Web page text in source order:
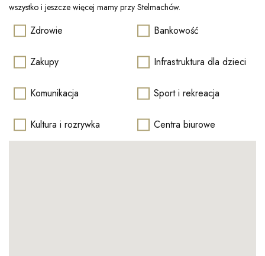
wszystko i jeszcze więcej mamy przy Stelmachów.
Zdrowie Bankowość
Zakupy Infrastruktura dla dzieci
Komunikacja Sport i rekreacja
Kultura i rozrywka Centra biurowe